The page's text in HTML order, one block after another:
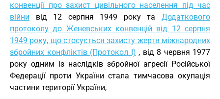
конвенції про захист цивільного населення під час
війни від 12 серпня 1949 року та Додаткового
протоколу до Женевських конвенцій від 12 серпня
1949 року, що стосується захисту жертв міжнародних
збройних конфліктів (Протокол I) , від 8 червня 1977
року одним із наслідків збройної агресії Російської
Федерації проти України стала тимчасова окупація
частини території України,